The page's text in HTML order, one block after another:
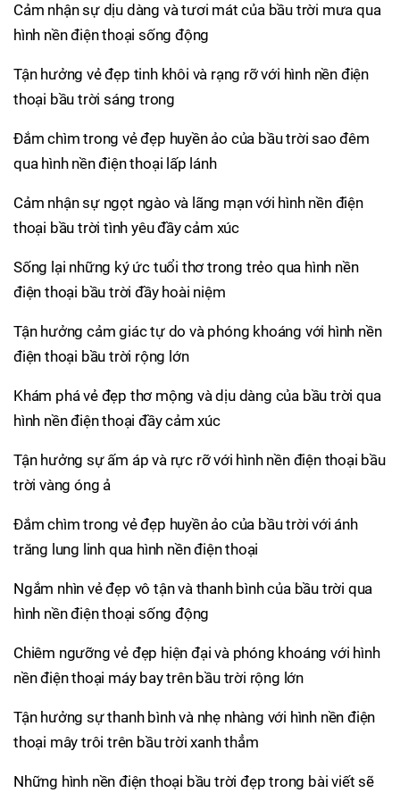
Cảm nhận sự dịu dàng và tươi mát của bầu trời mưa qua
hình nền điện thoại sống động
Tận hưởng vẻ đẹp tinh khôi và rạng rỡ với hình nền điện
thoại bầu trời sáng trong
Đắm chìm trong vẻ đẹp huyền ảo của bầu trời sao đêm
qua hình nền điện thoại lấp lánh
Cảm nhận sự ngọt ngào và lãng mạn với hình nền điện
thoại bầu trời tình yêu đầy cảm xúc
Sống lại những ký ức tuổi thơ trong trẻo qua hình nền
điện thoại bầu trời đầy hoài niệm
Tận hưởng cảm giác tự do và phóng khoáng với hình nền
điện thoại bầu trời rộng lớn
Khám phá vẻ đẹp thơ mộng và dịu dàng của bầu trời qua
hình nền điện thoại đầy cảm xúc
Tận hưởng sự ấm áp và rực rỡ với hình nền điện thoại bầu
trời vàng óng ả
Đắm chìm trong vẻ đẹp huyền ảo của bầu trời với ánh
trăng lung linh qua hình nền điện thoại
Ngắm nhìn vẻ đẹp vô tận và thanh bình của bầu trời qua
hình nền điện thoại sống động
Chiêm ngưỡng vẻ đẹp hiện đại và phóng khoáng với hình
nền điện thoại máy bay trên bầu trời rộng lớn
Tận hưởng sự thanh bình và nhẹ nhàng với hình nền điện
thoại mây trôi trên bầu trời xanh thẳm
Những hình nền điện thoại bầu trời đẹp trong bài viết sẽ